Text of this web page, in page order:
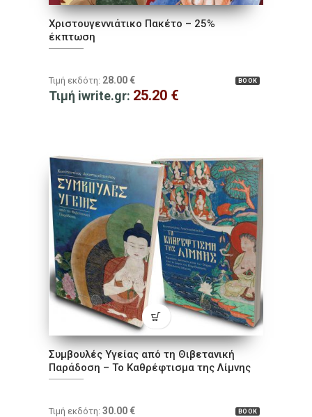
Χριστουγεννιάτικο Πακέτο – 25%
έκπτωση
BOOK
Τιμή εκδότη: 28.00 €
Τιμή iwrite.gr: 25.20 €
Συμβουλές Υγείας από τη Θιβετανική
Παράδοση – To Καθρέφτισμα της Λίμνης
BOOK
Τιμή εκδότη: 30.00 €